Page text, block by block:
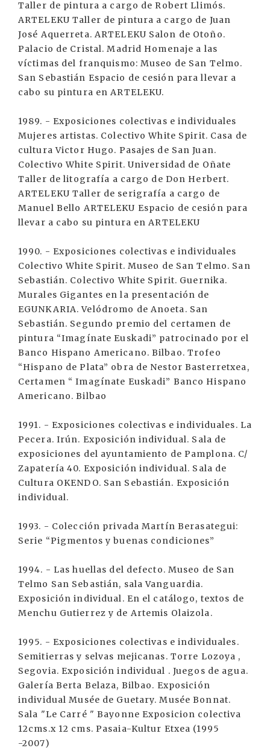
Taller de pintura a cargo de Robert Llimós.
ARTELEKU Taller de pintura a cargo de Juan
José Aquerreta. ARTELEKU Salon de Otoño.
Palacio de Cristal. Madrid Homenaje a las
víctimas del franquismo: Museo de San Telmo.
San Sebastián Espacio de cesión para llevar a
cabo su pintura en ARTELEKU.
1989. - Exposiciones colectivas e individuales
Mujeres artistas. Colectivo White Spirit. Casa de
cultura Victor Hugo. Pasajes de San Juan.
Colectivo White Spirit. Universidad de Oñate
Taller de litografía a cargo de Don Herbert.
ARTELEKU Taller de serigrafía a cargo de
Manuel Bello ARTELEKU Espacio de cesión para
llevar a cabo su pintura en ARTELEKU
1990. - Exposiciones colectivas e individuales
Colectivo White Spirit. Museo de San Telmo. San
Sebastián. Colectivo White Spirit. Guernika.
Murales Gigantes en la presentación de
EGUNKARIA. Velódromo de Anoeta. San
Sebastián. Segundo premio del certamen de
pintura “Imagínate Euskadi” patrocinado por el
Banco Hispano Americano. Bilbao. Trofeo
“Hispano de Plata” obra de Nestor Basterretxea,
Certamen “ Imagínate Euskadi” Banco Hispano
Americano. Bilbao
1991. - Exposiciones colectivas e individuales. La
Pecera. Irún. Exposición individual. Sala de
exposiciones del ayuntamiento de Pamplona. C/
Zapatería 40. Exposición individual. Sala de
Cultura OKENDO. San Sebastián. Exposición
individual.
1993. - Colección privada Martín Berasategui:
Serie “Pigmentos y buenas condiciones”
1994. - Las huellas del defecto. Museo de San
Telmo San Sebastián, sala Vanguardia.
Exposición individual. En el catálogo, textos de
Menchu Gutierrez y de Artemis Olaizola.
1995. - Exposiciones colectivas e individuales.
Semitierras y selvas mejicanas. Torre Lozoya ,
Segovia. Exposición individual . Juegos de agua.
Galería Berta Belaza, Bilbao. Exposición
individual Musée de Guetary. Musée Bonnat.
Sala "Le Carré " Bayonne Exposicion colectiva
12cms.x 12 cms. Pasaia-Kultur Etxea (1995
-2007)